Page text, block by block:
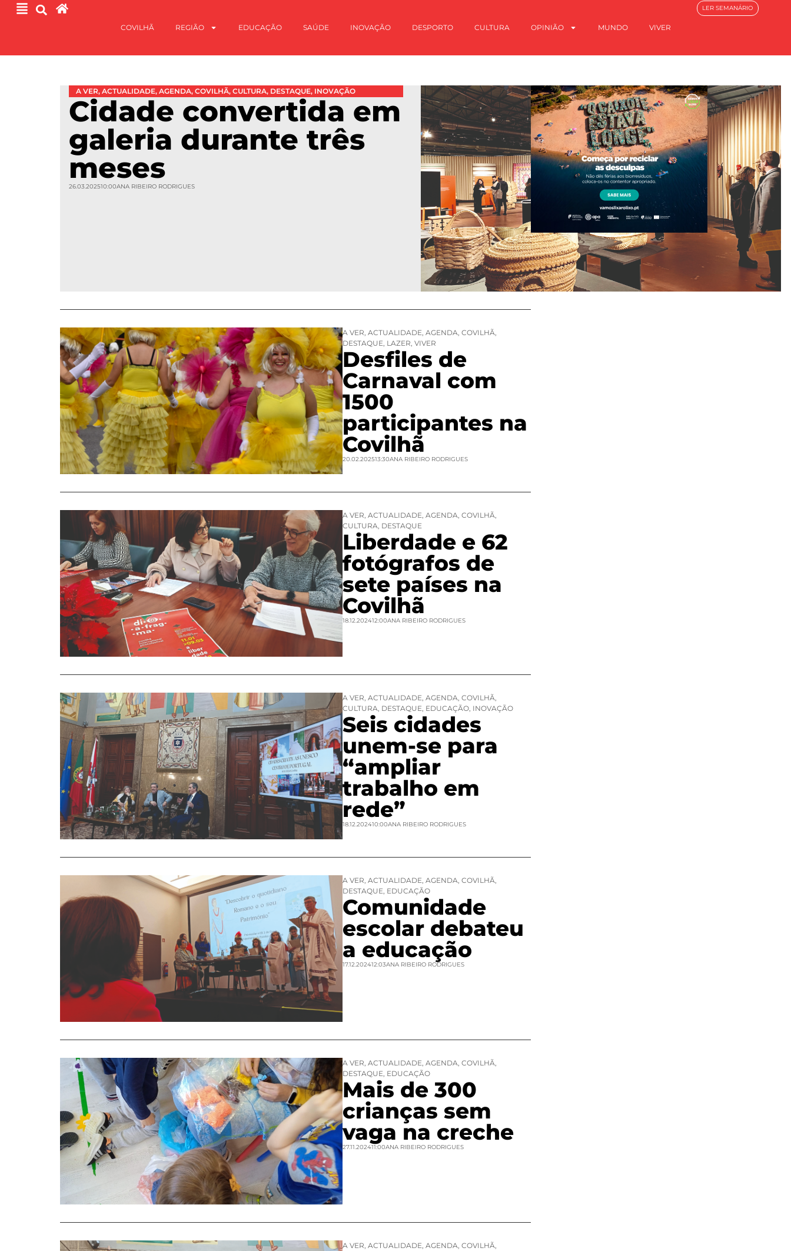
COVILHÃ REGIÃO EDUCAÇÃO SAÚDE INOVAÇÃO DESPORTO CULTURA OPINIÃO MUNDO VIVER
LER SEMANÁRIO
A VER, ACTUALIDADE, AGENDA, COVILHÃ, CULTURA, DESTAQUE, INOVAÇÃO
Cidade convertida em
galeria durante três
meses
26.03.202510:00ANA RIBEIRO RODRIGUES
A VER, ACTUALIDADE, AGENDA, COVILHÃ,
DESTAQUE, LAZER, VIVER
Desfiles de
Carnaval com
1500
participantes na
Covilhã
20.02.202513:30ANA RIBEIRO RODRIGUES
A VER, ACTUALIDADE, AGENDA, COVILHÃ,
CULTURA, DESTAQUE
Liberdade e 62
fotógrafos de
sete países na
Covilhã
18.12.202412:00ANA RIBEIRO RODRIGUES
A VER, ACTUALIDADE, AGENDA, COVILHÃ,
CULTURA, DESTAQUE, EDUCAÇÃO, INOVAÇÃO
Seis cidades
unem-se para
“ampliar
trabalho em
rede”
18.12.202410:00ANA RIBEIRO RODRIGUES
A VER, ACTUALIDADE, AGENDA, COVILHÃ,
DESTAQUE, EDUCAÇÃO
Comunidade
escolar debateu
a educação
17.12.202412:03ANA RIBEIRO RODRIGUES
A VER, ACTUALIDADE, AGENDA, COVILHÃ,
DESTAQUE, EDUCAÇÃO
Mais de 300
crianças sem
vaga na creche
27.11.202411:00ANA RIBEIRO RODRIGUES
A VER, ACTUALIDADE, AGENDA, COVILHÃ,